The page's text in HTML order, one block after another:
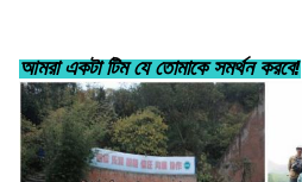
আমরা একটা টিম যে তোমাকে সমর্থন করবে!